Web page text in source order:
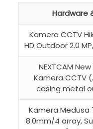
Hardware
Kamera CCTV
HD Outdoor 2.0
NEXTCAM
Kamera CCTV
casing metal
Kamera Medusa
8.0mm/4 array,